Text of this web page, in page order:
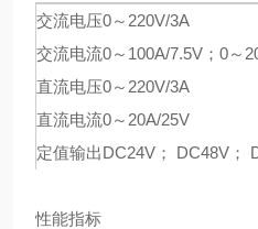
交流电压0～220V/3A
交流电流0～100A/7.5V；0～
直流电压0～220V/3A
直流电流0～20A/25V
定值输出DC24V； DC48V；
性能指标